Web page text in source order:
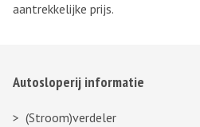
aantrekkelijke prijs.
Autosloperij informatie
(Stroom)verdeler